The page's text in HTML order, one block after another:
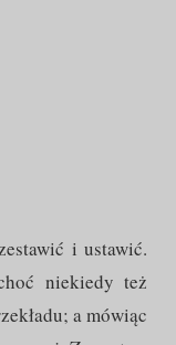
i ustawić.
niekiedy też
a mówiąc